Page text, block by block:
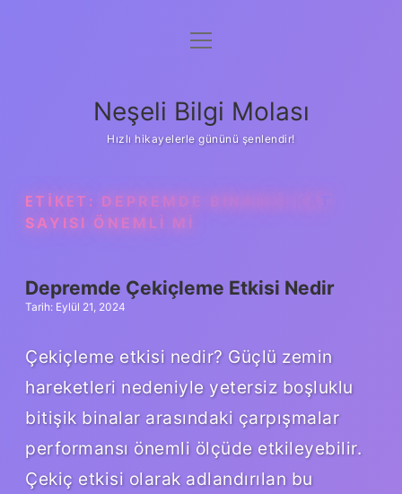
Anasayfa
Yasal Uyarı
menüyü
Neşeli Bilgi Molası
Hızlı hikayelerle gününü şenlendir!
ETIKET: DEPREMDE BINANIN KAT
SAYISI ÖNEMLI MI
Depremde Çekiçleme Etkisi Nedir
Tarih: Eylül 21, 2024
Çekiçleme etkisi nedir? Güçlü zemin
hareketleri nedeniyle yetersiz boşluklu
bitişik binalar arasındaki çarpışmalar
performansı önemli ölçüde etkileyebilir.
Çekiç etkisi olarak adlandırılan bu